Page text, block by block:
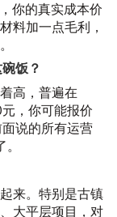
你的真实成本价
料加一点毛利，
饭？
高，普遍在
，你可能报价
说的所有运营
来。特别是古镇
大平层项目，对